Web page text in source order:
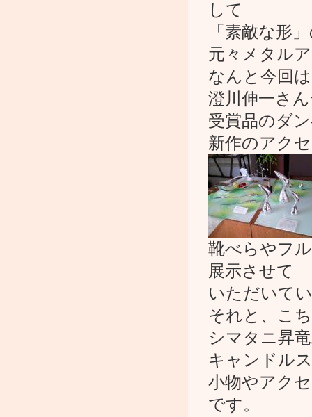
して
「素敵な形
元々メタル
なんと今回
澄川伸一さ
受賞品のダ
新作のアク
靴べらやフ
展示させて
いただいて
それと、こ
シマタニ昇
キャンドル
小物やアク
です。